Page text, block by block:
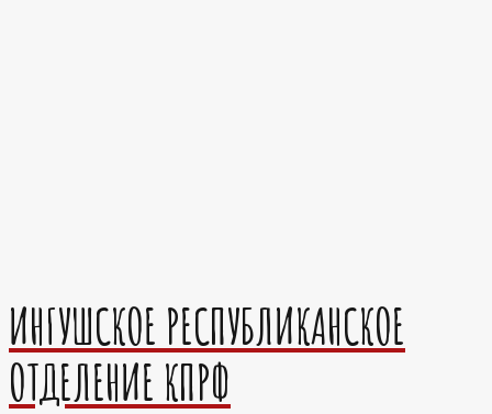
ИНГУШСКОЕ РЕСПУБЛИКАНСКОЕ
ОТДЕЛЕНИЕ КПРФ